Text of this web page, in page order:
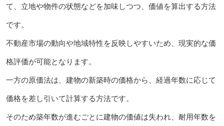
て、立地や物件の状態などを加味しつつ、価値を算出する方法
です。
不動産市場の動向や地域特性を反映しやすいため、現実的な価
格評価が可能となります。
一方の原価法は、建物の新築時の価格から、経過年数に応じて
価格を差し引いて計算する方法です。
そのため築年数が進むごとに建物の価値は失われ、耐用年数を